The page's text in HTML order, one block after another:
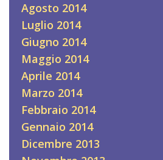
Agosto 2014
Luglio 2014
Giugno 2014
Maggio 2014
Aprile 2014
Marzo 2014
Febbraio 2014
Gennaio 2014
Dicembre 2013